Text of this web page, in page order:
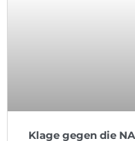
Klage gegen die